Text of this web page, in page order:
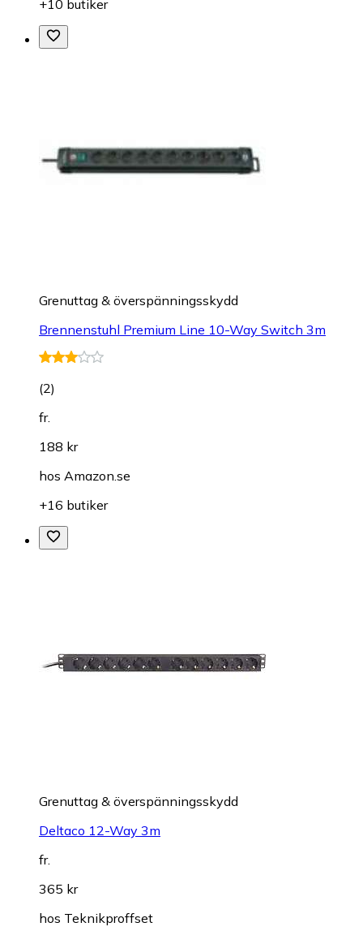
+10 butiker
Grenuttag & överspänningsskydd
Brennenstuhl Premium Line 10-Way Switch 3m
(2)
fr.
188 kr
hos Amazon.se
+16 butiker
Grenuttag & överspänningsskydd
Deltaco 12-Way 3m
fr.
365 kr
hos Teknikproffset